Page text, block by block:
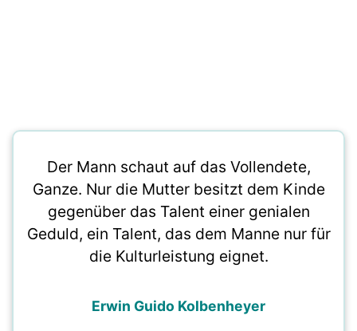
Der Mann schaut auf das Vollendete,
Ganze. Nur die Mutter besitzt dem Kinde
gegenüber das Talent einer genialen
Geduld, ein Talent, das dem Manne nur für
die Kulturleistung eignet.
Erwin Guido Kolbenheyer